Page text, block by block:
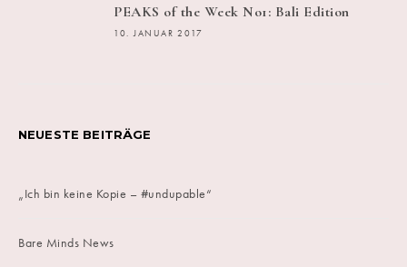
PEAKS of the Week No1: Bali Edition
10. JANUAR 2017
NEUESTE BEITRÄGE
„Ich bin keine Kopie – #undupable“
Bare Minds News